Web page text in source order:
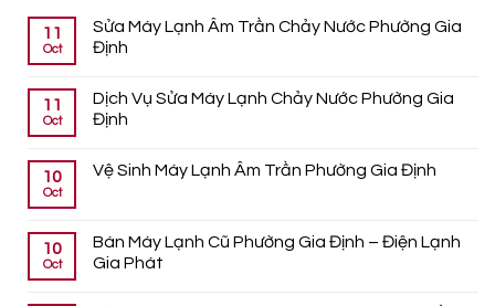
11
Oct
Sửa Máy Lạnh Âm Trần Chảy Nước Phường Gia
Định
11
Oct
Dịch Vụ Sửa Máy Lạnh Chảy Nước Phường Gia
Định
10
Oct
Vệ Sinh Máy Lạnh Âm Trần Phường Gia Định
10
Oct
Bán Máy Lạnh Cũ Phường Gia Định – Điện Lạnh
Gia Phát